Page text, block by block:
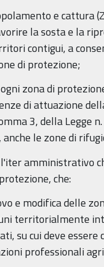
e cattura
la sosta e la
contigui, a
di protezione;
zona di
di attuazione
3, della
le zone di
amministrativo
che:
e modifica delle
territorialmente
su cui deve
professionali